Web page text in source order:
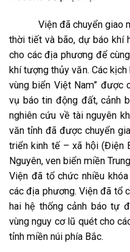
Viện đã chuyển giao
thời tiết và bão, dự báo khí
cho các địa phương để
khí tượng thủy văn. Các
vùng biển Việt Nam” được
vụ báo tin động đất, cảnh
nghiên cứu về tài nguyên
văn tỉnh đã được chuyển
triển kinh tế – xã hội (Điện
Nguyên, ven biển miền
Viện đã tổ chức nhiều
các địa phương. Viện đã tổ
hai hệ thống cảnh báo tự
vùng nguy cơ lũ quét cho
tỉnh miền núi phía Bắc.